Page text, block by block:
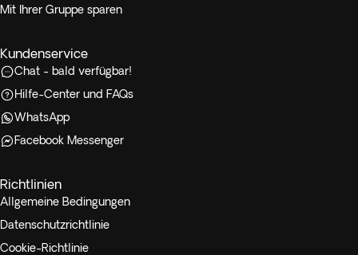
Mit Ihrer Gruppe sparen
Kundenservice
Chat - bald verfügbar!
Hilfe-Center und FAQs
WhatsApp
Facebook Messenger
Richtlinien
Allgemeine Bedingungen
Datenschutzrichtlinie
Cookie-Richtlinie